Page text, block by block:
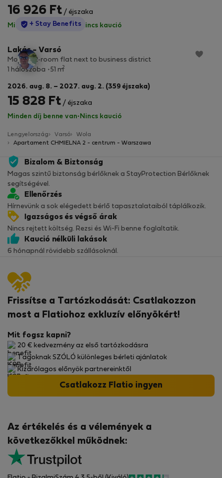
16 926 Ft / éjszaka
Minden díj benne van·Nincs kaució
StayProtection
+ Stay Benefits
Lakás - Varsó
Modern 2‑room flat next to business district
1 hálószoba
51 m2
2026. aug. 8. – 2027. aug. 2. (359 éjszaka)
15 828 Ft / éjszaka
Minden díj benne van· Nincs kaució
Lengyelország Varsó
Wola
Apartament CHMIELNA 2 - centrum - Warszawa
Bizalom & Biztonság
Magas szintű biztonság bérlőknek a StayProtection Bérlőknek
segítségével.
Ellenőrzés
Hírnevünk a sok elégedett bérlő tapasztalataiból táplálkozik.
Igazságos és végső árak
Nincs rejtett költség. Rezsi és Wi-Fi benne foglaltatik.
Kaució nélküli lakások
6 hónapnál rövidebb szállásoknál.
Az értékelés és a vélemények a
következőkkel működnek:
Frissítse a Tartózkodását: Csatlakozzon
most a Flatiohoz exkluzív előnyökért!
Mit fogsz kapni?
20 € kedvezmény az első tartózkodásra
Tagoknak SZÓLÓ különleges bérleti ajánlatok
Kizárólagos előnyök partnereinktől
Csatlakozz Flatio ingyen